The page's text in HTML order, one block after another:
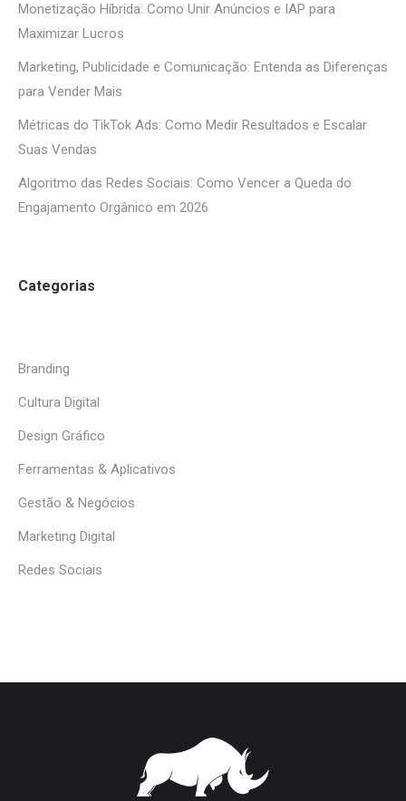
Monetização Híbrida: Como Unir Anúncios e IAP para
Maximizar Lucros
Marketing, Publicidade e Comunicação: Entenda as Diferenças
para Vender Mais
Métricas do TikTok Ads: Como Medir Resultados e Escalar
Suas Vendas
Algoritmo das Redes Sociais: Como Vencer a Queda do
Engajamento Orgânico em 2026
Categorias
Branding
Cultura Digital
Design Gráfico
Ferramentas & Aplicativos
Gestão & Negócios
Marketing Digital
Redes Sociais